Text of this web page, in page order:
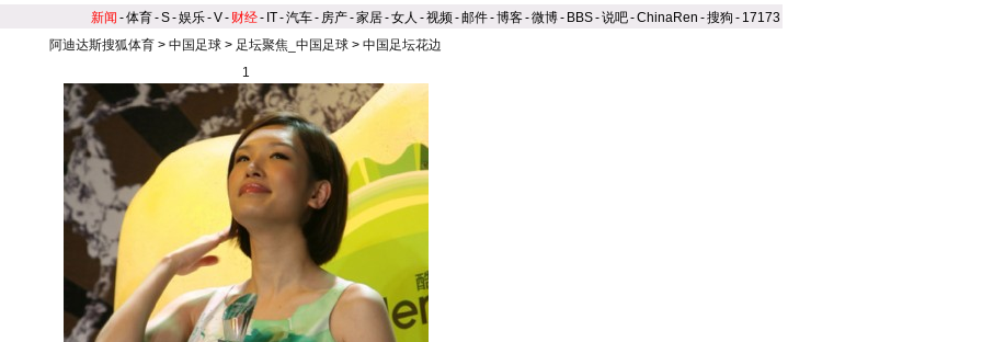
新闻 -体育-S-娱乐-V- 财经- IT-汽车- 房产-家居-女人 -视频-邮件-博客-微博- BBS-说吧-ChinaRen -搜狗 - 17173
阿迪达斯搜狐体育 > 中国足球 > 足坛聚焦_中国足球 > 中国足坛花边
1